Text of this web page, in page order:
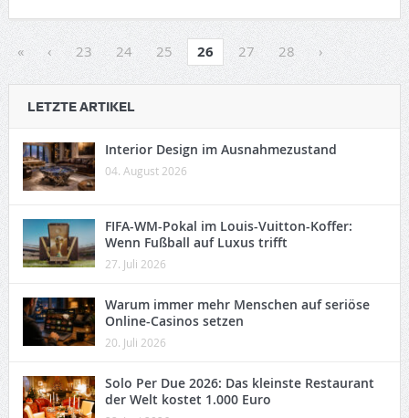
« ‹ 23 24 25 26 27 28 ›
LETZTE ARTIKEL
Interior Design im Ausnahmezustand
04. August 2026
FIFA-WM-Pokal im Louis-Vuitton-Koffer:
Wenn Fußball auf Luxus trifft
27. Juli 2026
Warum immer mehr Menschen auf seriöse
Online-Casinos setzen
20. Juli 2026
Solo Per Due 2026: Das kleinste Restaurant
der Welt kostet 1.000 Euro